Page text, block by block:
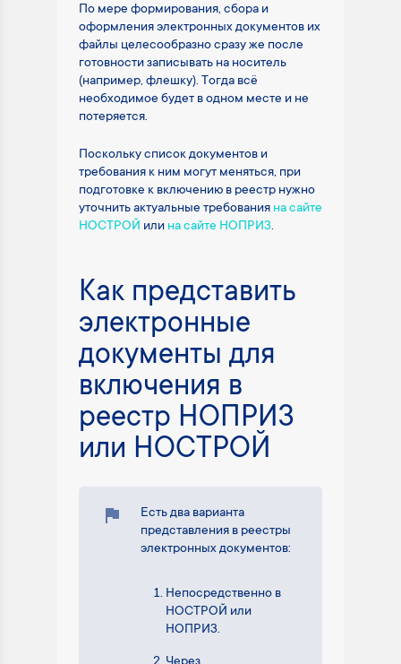
По мере формирования, сбора и
оформления электронных документов их
файлы целесообразно сразу же после
готовности записывать на носитель
(например, флешку). Тогда всё
необходимое будет в одном месте и не
потеряется.
Поскольку список документов и
требования к ним могут меняться, при
подготовке к включению в реестр нужно
уточнить актуальные требования на сайте
НОСТРОЙ или на сайте НОПРИЗ.
Как представить
электронные
документы для
включения в
реестр НОПРИЗ
или НОСТРОЙ
Есть два варианта
представления в реестры
электронных документов:
Непосредственно в
НОСТРОЙ или
НОПРИЗ.